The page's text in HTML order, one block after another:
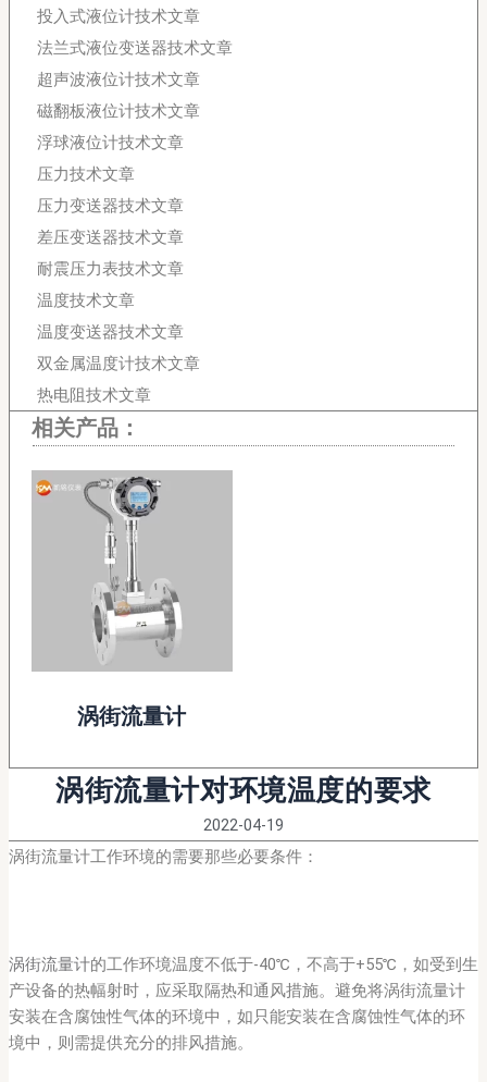
投入式液位计技术文章
法兰式液位变送器技术文章
超声波液位计技术文章
磁翻板液位计技术文章
浮球液位计技术文章
压力技术文章
压力变送器技术文章
差压变送器技术文章
耐震压力表技术文章
温度技术文章
温度变送器技术文章
双金属温度计技术文章
热电阻技术文章
相关产品：
涡街流量计
涡街流量计对环境温度的要求
2022-04-19
涡街流量计工作环境的需要那些必要条件：
涡街流量计的工作环境温度不低于-40℃，不高于+55℃，如受到生
产设备的热幅射时，应采取隔热和通风措施。避免将涡街流量计
安装在含腐蚀性气体的环境中，如只能安装在含腐蚀性气体的环
境中，则需提供充分的排风措施。